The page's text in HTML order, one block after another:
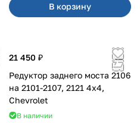
В корзину
21 450 ₽
Редуктор заднего моста 2106
на 2101-2107, 2121 4x4,
Chevrolet
В наличии